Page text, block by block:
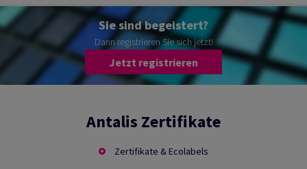
Sie sind begeistert?
Dann registrieren Sie sich jetzt!
Jetzt registrieren
Antalis Zertifikate
Zertifikate & Ecolabels